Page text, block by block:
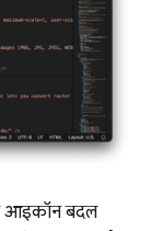
आइकॉन बदल